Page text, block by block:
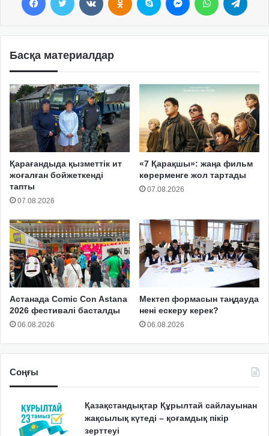
Басқа материалдар
Қарағандыда қызметтік ит
жоғалған бойжеткенді
тапты
07.08.2026
«7 Қарақшы»: жаңа фильм
көрерменге жол тартады
07.08.2026
Астанада Comic Con Astana
2026 фестивалі басталды
06.08.2026
Мектеп формасын таңдауда
нені ескеру керек?
06.08.2026
Соңғы
Қазақстандықтар Құрылтай сайлауынан
жақсылық күтеді – қоғамдық пікір
зерттеуі